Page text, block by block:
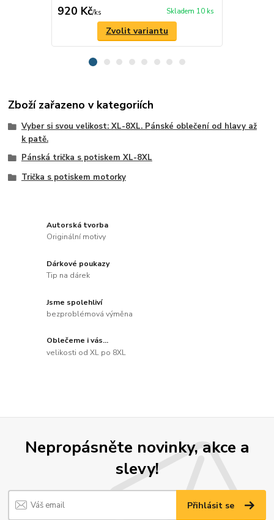
Autorská tvorba
Originální motivy
Dárkové poukazy
Tip na dárek
Jsme spolehliví
bezproblémová výměna
Oblečeme i vás...
velikosti od XL po 8XL
920 Kč/ks Skladem 10 ks
Zvolit variantu
Zboží zařazeno v kategoriích
Vyber si svou velikost: XL-8XL. Pánské oblečení od hlavy až
k patě.
Pánská trička s potiskem XL-8XL
Trička s potiskem motorky
Nepropásněte novinky, akce a
slevy!
Přihlásit se